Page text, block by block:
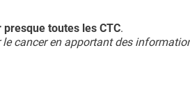
toutes les CTC.
cancer en apportant des